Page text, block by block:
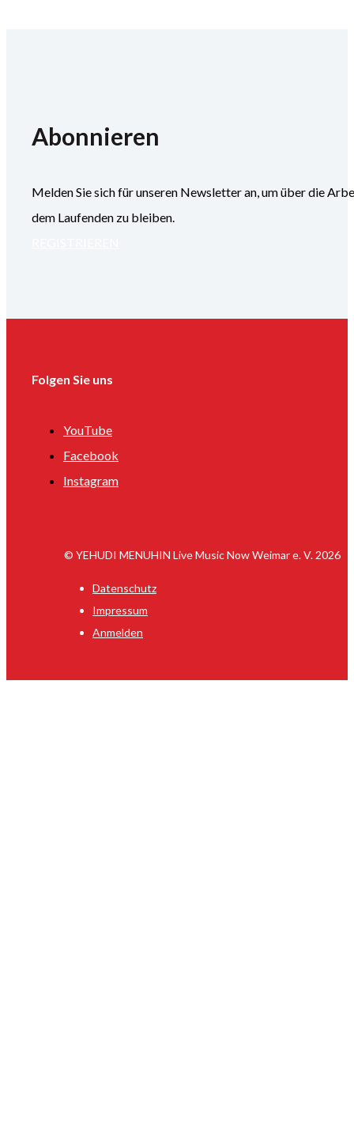
Abonnieren
Melden Sie sich für unseren Newsletter an, um über die
dem Laufenden zu bleiben.
Folgen Sie uns
YouTube
Facebook
Instagram
© YEHUDI MENUHIN Live Music Now Weimar e. V. 2026
Datenschutz
Impressum
Anmelden